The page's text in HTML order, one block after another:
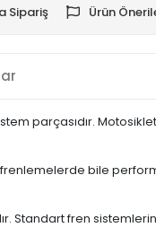
Sipariş Ürün
parçasıdır.
frenlemelerde bile
Standart fren